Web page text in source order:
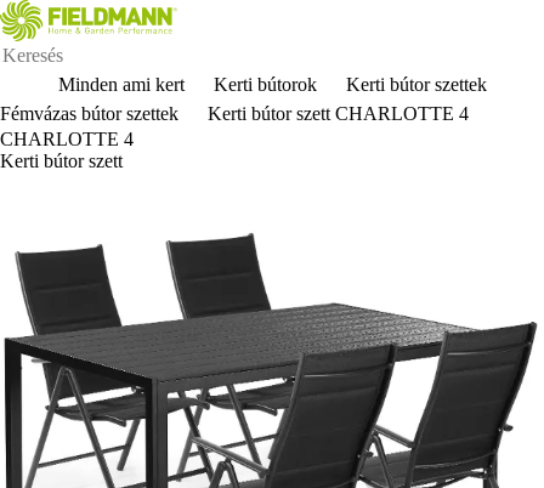
Minden ami kert Kerti bútorok
Kerti bútor szettek
Fémvázas bútor szettek
Kerti bútor szett CHARLOTTE 4
CHARLOTTE 4
Kerti bútor szett